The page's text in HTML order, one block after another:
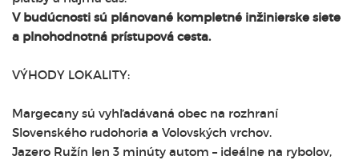
V budúcnosti sú plánované kompletné inžinierske siete
a plnohodnotná prístupová cesta.
VÝHODY LOKALITY:
Margecany sú vyhľadávaná obec na rozhraní
Slovenského rudohoria a Volovských vrchov.
Jazero Ružín len 3 minúty autom – ideálne na rybolov,